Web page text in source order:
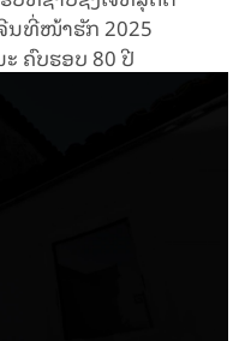
ນທີ່ໜ້າຮັກ 2025
ຄົບຮອບ 80 ປີ